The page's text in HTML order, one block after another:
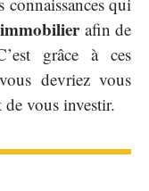
afin de
grâce à ces
devriez vous
vous investir.